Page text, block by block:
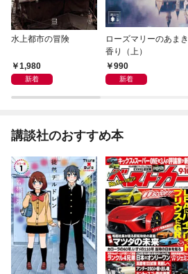
水上都市の冒険
1,980
新着
ローズマリーのあまき
香り（上）
990
新着
講談社のおすすめ本